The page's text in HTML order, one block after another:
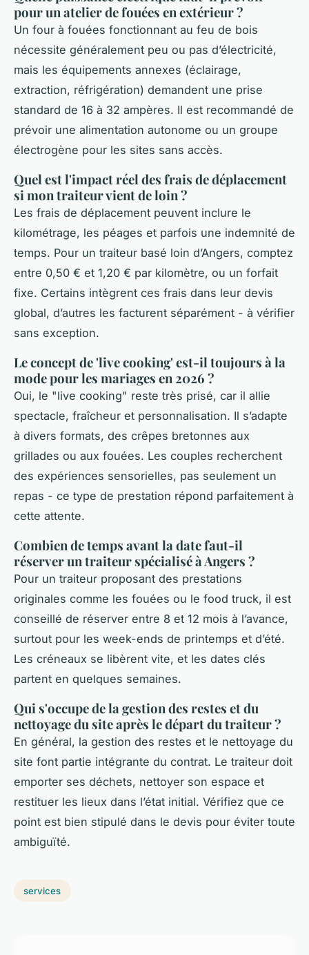
pour un atelier de fouées en extérieur ?
Un four à fouées fonctionnant au feu de bois
nécessite généralement peu ou pas d’électricité,
mais les équipements annexes (éclairage,
extraction, réfrigération) demandent une prise
standard de 16 à 32 ampères. Il est recommandé de
prévoir une alimentation autonome ou un groupe
électrogène pour les sites sans accès.
Quel est l'impact réel des frais de déplacement
si mon traiteur vient de loin ?
Les frais de déplacement peuvent inclure le
kilométrage, les péages et parfois une indemnité de
temps. Pour un traiteur basé loin d’Angers, comptez
entre 0,50 € et 1,20 € par kilomètre, ou un forfait
fixe. Certains intègrent ces frais dans leur devis
global, d’autres les facturent séparément - à vérifier
sans exception.
Le concept de 'live cooking' est-il toujours à la
mode pour les mariages en 2026 ?
Oui, le "live cooking" reste très prisé, car il allie
spectacle, fraîcheur et personnalisation. Il s’adapte
à divers formats, des crêpes bretonnes aux
grillades ou aux fouées. Les couples recherchent
des expériences sensorielles, pas seulement un
repas - ce type de prestation répond parfaitement à
cette attente.
Combien de temps avant la date faut-il
réserver un traiteur spécialisé à Angers ?
Pour un traiteur proposant des prestations
originales comme les fouées ou le food truck, il est
conseillé de réserver entre 8 et 12 mois à l’avance,
surtout pour les week-ends de printemps et d’été.
Les créneaux se libèrent vite, et les dates clés
partent en quelques semaines.
Qui s'occupe de la gestion des restes et du
nettoyage du site après le départ du traiteur ?
En général, la gestion des restes et le nettoyage du
site font partie intégrante du contrat. Le traiteur doit
emporter ses déchets, nettoyer son espace et
restituer les lieux dans l’état initial. Vérifiez que ce
point est bien stipulé dans le devis pour éviter toute
ambiguïté.
services